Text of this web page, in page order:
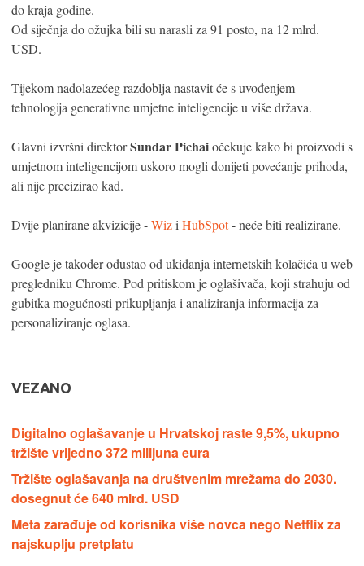
do kraja godine.
Od siječnja do ožujka bili su narasli za 91 posto, na 12 mlrd.
USD.
Tijekom nadolazećeg razdoblja nastavit će s uvođenjem
tehnologija generativne umjetne inteligencije u više država.
Glavni izvršni direktorSundar Pichaiočekuje kako bi proizvodi s
umjetnom inteligencijom uskoro mogli donijeti povećanje prihoda,
ali nije precizirao kad.
Dvije planirane akvizicije -Wizi HubSpot- neće biti realizirane.
Google je također odustao od ukidanja internetskih kolačića u web
pregledniku Chrome. Pod pritiskom je oglašivača, koji strahuju od
gubitka mogućnosti prikupljanja i analiziranja informacija za
personaliziranje oglasa.
VEZANO
Digitalno oglašavanje u Hrvatskoj raste 9,5%, ukupno
tržište vrijedno 372 milijuna eura
Tržište oglašavanja na društvenim mrežama do 2030.
dosegnut će 640 mlrd. USD
Meta zarađuje od korisnika više novca nego Netflix za
najskuplju pretplatu